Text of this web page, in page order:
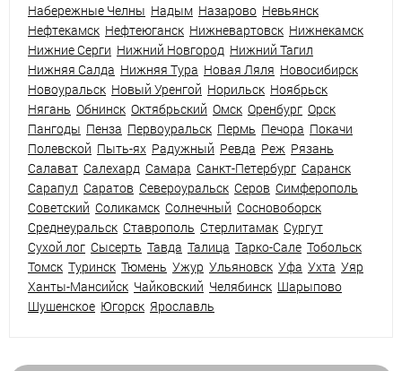
Набережные Челны Надым Назарово Невьянск
Нефтекамск Нефтеюганск Нижневартовск Нижнекамск
Нижние Серги Нижний Новгород Нижний Тагил
Нижняя Салда Нижняя Тура Новая Ляля Новосибирск
Новоуральск Новый Уренгой Норильск Ноябрьск
Нягань Обнинск Октябрьский Омск Оренбург Орск
Пангоды Пенза Первоуральск Пермь Печора Покачи
Полевской Пыть-ях Радужный Ревда Реж Рязань
Салават Салехард Самара Санкт-Петербург Саранск
Сарапул Саратов Североуральск Серов Симферополь
Советский Соликамск Солнечный Сосновоборск
Среднеуральск Ставрополь Стерлитамак Сургут
Сухой лог Сысерть Тавда Талица Тарко-Сале Тобольск
Томск Туринск Тюмень Ужур Ульяновск Уфа Ухта Уяр
Ханты-Мансийск Чайковский Челябинск Шарыпово
Шушенское Югорск Ярославль